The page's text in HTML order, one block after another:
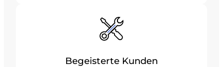
Begeisterte Kunden